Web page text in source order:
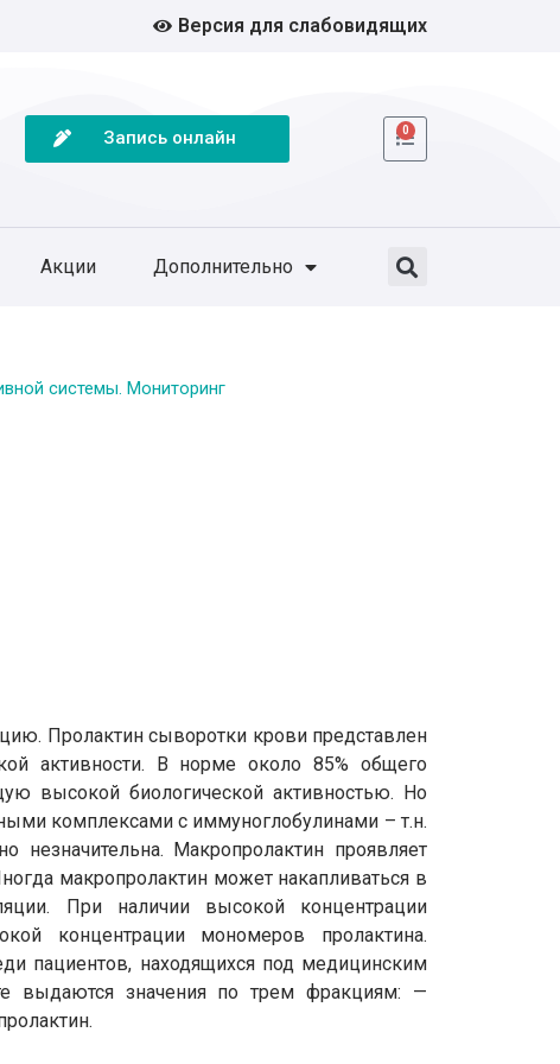
Версия для слабовидящих
Запись онлайн 0
Акции Дополнительно
системы. Мониторинг
Пролактин сыворотки крови представлен
активности. В норме около 85% общего
высокой биологической активностью. Но
комплексами с иммуноглобулинами – т.н.
незначительна. Макропролактин проявляет
макропролактин может накапливаться в
При наличии высокой концентрации
концентрации мономеров пролактина.
пациентов, находящихся под медицинским
выдаются значения по трем фракциям: —